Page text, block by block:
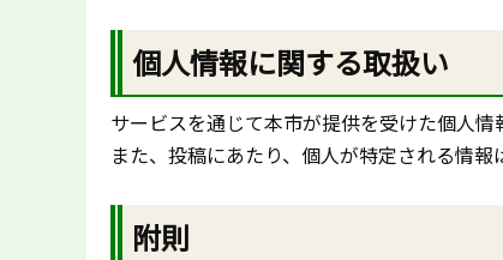
個人情報に関する取扱い
サービスを通じて本市が提供を受けた個人
また、投稿にあたり、個人が特定される情
附則